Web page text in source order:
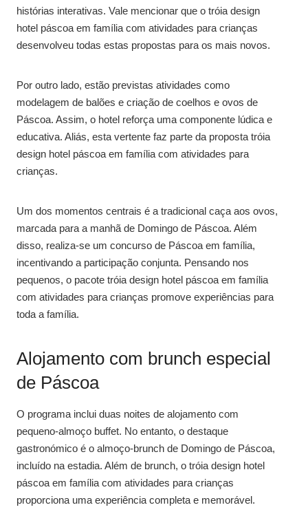
histórias interativas. Vale mencionar que o tróia design
hotel páscoa em família com atividades para crianças
desenvolveu todas estas propostas para os mais novos.
Por outro lado, estão previstas atividades como
modelagem de balões e criação de coelhos e ovos de
Páscoa. Assim, o hotel reforça uma componente lúdica e
educativa. Aliás, esta vertente faz parte da proposta tróia
design hotel páscoa em família com atividades para
crianças.
Um dos momentos centrais é a tradicional caça aos ovos,
marcada para a manhã de Domingo de Páscoa. Além
disso, realiza-se um concurso de Páscoa em família,
incentivando a participação conjunta. Pensando nos
pequenos, o pacote tróia design hotel páscoa em família
com atividades para crianças promove experiências para
toda a família.
Alojamento com brunch especial
de Páscoa
O programa inclui duas noites de alojamento com
pequeno-almoço buffet. No entanto, o destaque
gastronómico é o almoço-brunch de Domingo de Páscoa,
incluído na estadia. Além de brunch, o tróia design hotel
páscoa em família com atividades para crianças
proporciona uma experiência completa e memorável.